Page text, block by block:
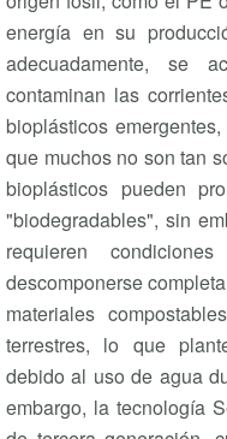
energía en su
adecuadamente, se
contaminan las
bioplásticos
que muchos no son tan
bioplásticos pueden
"biodegradables", sin
requieren
descomponerse
materiales
terrestres, lo que
debido al uso de agua
embargo, la tecnología